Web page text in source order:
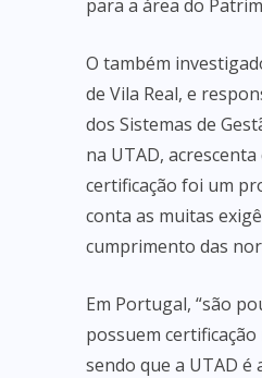
para a área do
O também
de Vila Real, e
dos Sistemas de
na UTAD,
certificação foi um
conta as muitas
cumprimento das
Em Portugal, “são
possuem
sendo que a UTAD